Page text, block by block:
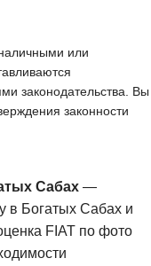
или
законодательства. Вы
законности
Сабах—
в Богатых Сабах и
FIAT по фото